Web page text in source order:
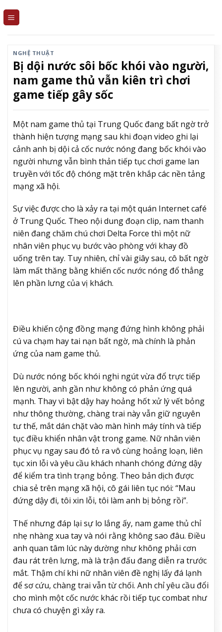
NGHỆ THUẬT
Bị dội nước sôi bốc khói vào người,
nam game thủ vẫn kiên trì chơi
game tiếp gây sốc
Một nam game thủ tại Trung Quốc đang bất ngờ trở
thành hiện tượng mạng sau khi đoạn video ghi lại
cảnh anh bị dội cả cốc nước nóng đang bốc khói vào
người nhưng vẫn bình thản tiếp tục chơi game lan
truyền với tốc độ chóng mặt trên khắp các nền tảng
mạng xã hội.
Sự việc được cho là xảy ra tại một quán Internet café
ở Trung Quốc. Theo nội dung đoạn clip, nam thanh
niên đang chăm chú chơi Delta Force thì một nữ
nhân viên phục vụ bước vào phòng với khay đồ
uống trên tay. Tuy nhiên, chỉ vài giây sau, cô bất ngờ
làm mất thăng bằng khiến cốc nước nóng đổ thẳng
lên phần lưng của vị khách.
Điều khiến cộng đồng mạng đứng hình không phải
cú va chạm hay tai nạn bất ngờ, mà chính là phản
ứng của nam game thủ.
Dù nước nóng bốc khói nghi ngút vừa đổ trực tiếp
lên người, anh gần như không có phản ứng quá
mạnh. Thay vì bật dậy hay hoảng hốt xử lý vết bỏng
như thông thường, chàng trai này vẫn giữ nguyên
tư thế, mắt dán chặt vào màn hình máy tính và tiếp
tục điều khiển nhân vật trong game. Nữ nhân viên
phục vụ ngay sau đó tỏ ra vô cùng hoảng loạn, liên
tục xin lỗi và yêu cầu khách nhanh chóng đứng dậy
để kiểm tra tình trạng bỏng. Theo bản dịch được
chia sẻ trên mạng xã hội, cô gái liên tục nói: “Mau
đứng dậy đi, tôi xin lỗi, tôi làm anh bị bỏng rồi”.
Thế nhưng đáp lại sự lo lắng ấy, nam game thủ chỉ
nhẹ nhàng xua tay và nói rằng không sao đâu. Điều
anh quan tâm lúc này dường như không phải cơn
đau rát trên lưng, mà là trận đấu đang diễn ra trước
mắt. Thậm chí khi nữ nhân viên đề nghị lấy đá lạnh
để sơ cứu, chàng trai vẫn từ chối. Anh chỉ yêu cầu đổi
cho mình một cốc nước khác rồi tiếp tục combat như
chưa có chuyện gì xảy ra.